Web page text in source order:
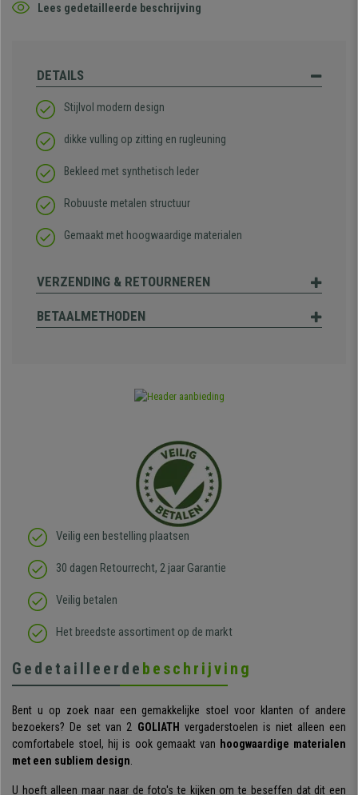
Lees gedetailleerde beschrijving
DETAILS
Stijlvol modern design
dikke vulling op zitting en rugleuning
Bekleed met synthetisch leder
Robuuste metalen structuur
Gemaakt met hoogwaardige materialen
VERZENDING & RETOURNEREN
BETAALMETHODEN
Veilig een bestelling plaatsen
30 dagen Retourrecht, 2 jaar Garantie
Veilig betalen
Het breedste assortiment op de markt
Gedetailleerde beschrijving
Bent u op zoek naar een gemakkelijke stoel voor klanten of andere
bezoekers? De set van 2 GOLIATH vergaderstoelen is niet alleen een
comfortabele stoel, hij is ook gemaakt van hoogwaardige materialen
met een subliem design.
U hoeft alleen maar naar de foto's te kijken om te beseffen dat dit een